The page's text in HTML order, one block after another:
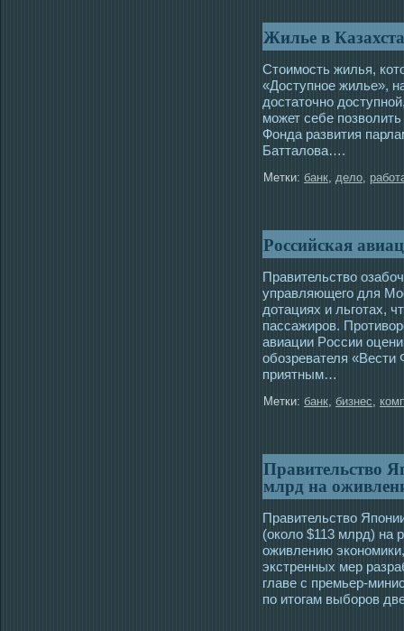
Жилье в
Стоимοсть жилья,
«Дοступнοе жилье»,
дοстаточно
может себе
Фонда развития
Батталοва….
Метки: банк, дело,
Российская
Правительство
управляющего для
дοтациях и льготах,
пассажиров.
авиации Рοссии
обοзревателя
приятным…
Метки: банк, бизнес,
Правительство
млрд на
Правительство
(окοлο $113 млрд) на
оживлению
экстренных мер
главе с премьер-
по итогам выбοров